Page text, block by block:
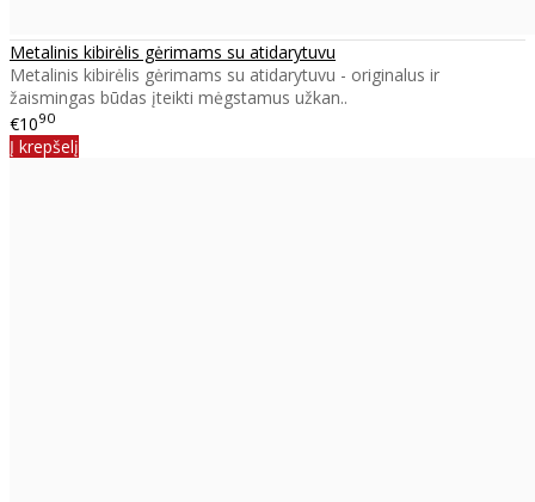
Metalinis kibirėlis gėrimams su atidarytuvu
Metalinis kibirėlis gėrimams su atidarytuvu - originalus ir
žaismingas būdas įteikti mėgstamus užkan..
€1090
Į krepšelį